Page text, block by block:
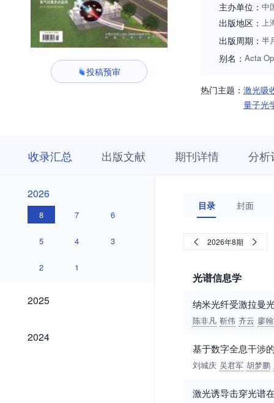
投稿预审
主办单位： 中
出版地区： 上
出版周期： 半
别名： Acta
热门主题： 激光吸
量子光
收录汇总 出版文献 期刊详情 分析
2026
2026
8 7 6
5 4 3
2 1
2025
2025
2024
2024
目录 封面
2026年8期
光谱信息学
纳米光纤受激拉曼
陈非凡 靳伟 齐云 廖
基于数字全息干涉
刘城庆 吴君军 胡梦鹏
激光诱导击穿光谱